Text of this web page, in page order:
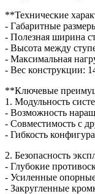
**Технические
- Габаритные
- Полезная ширина
- Высота между
- Максимальная
- Вес конструкции:
**Ключевые
1. Модульность
- Возможность
- Совместимость с
- Гибкость
2. Безопасность
- Глубокие
- Усиленные
- Закругленные